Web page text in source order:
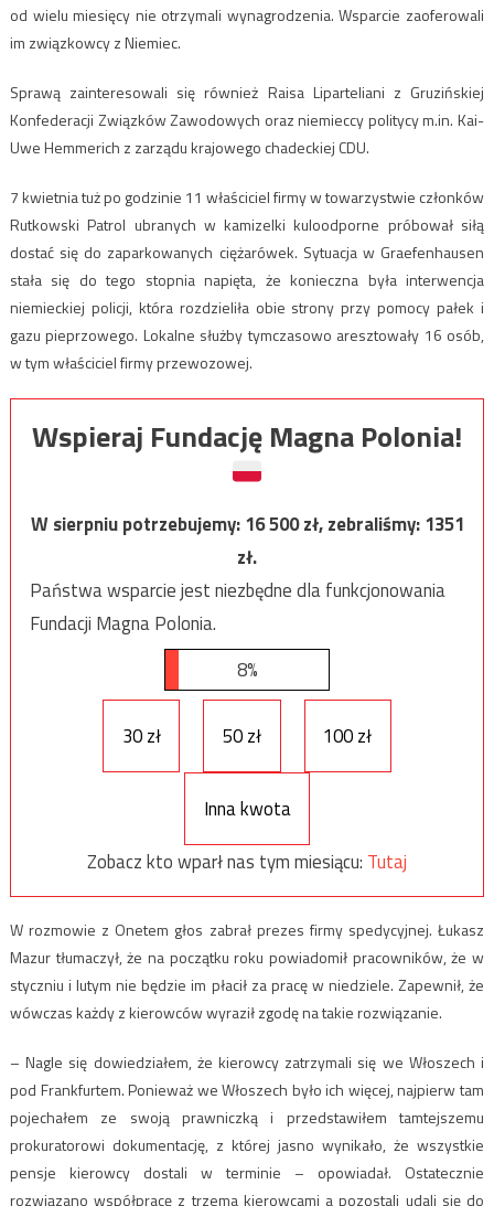
od wielu miesięcy nie otrzymali wynagrodzenia. Wsparcie zaoferowali
im związkowcy z Niemiec.
Sprawą zainteresowali się również Raisa Liparteliani z Gruzińskiej
Konfederacji Związków Zawodowych oraz niemieccy politycy m.in. Kai-
Uwe Hemmerich z zarządu krajowego chadeckiej CDU.
7 kwietnia tuż po godzinie 11 właściciel firmy w towarzystwie członków
Rutkowski Patrol ubranych w kamizelki kuloodporne próbował siłą
dostać się do zaparkowanych ciężarówek. Sytuacja w Graefenhausen
stała się do tego stopnia napięta, że konieczna była interwencja
niemieckiej policji, która rozdzieliła obie strony przy pomocy pałek i
gazu pieprzowego. Lokalne służby tymczasowo aresztowały 16 osób,
w tym właściciel firmy przewozowej.
Wspieraj Fundację Magna Polonia!
W sierpniu potrzebujemy:16 500zł, zebraliśmy:1351
zł.
Państwa wsparcie jest niezbędne dla funkcjonowania
Fundacji Magna Polonia.
8%
30 zł 50 zł 100 zł
Inna kwota
Zobacz kto wparł nas tym miesiącu: Tutaj
W rozmowie z Onetem głos zabrał prezes firmy spedycyjnej. Łukasz
Mazur tłumaczył, że na początku roku powiadomił pracowników, że w
styczniu i lutym nie będzie im płacił za pracę w niedziele. Zapewnił, że
wówczas każdy z kierowców wyraził zgodę na takie rozwiązanie.
– Nagle się dowiedziałem, że kierowcy zatrzymali się we Włoszech i
pod Frankfurtem. Ponieważ we Włoszech było ich więcej, najpierw tam
pojechałem ze swoją prawniczką i przedstawiłem tamtejszemu
prokuratorowi dokumentację, z której jasno wynikało, że wszystkie
pensje kierowcy dostali w terminie – opowiadał. Ostatecznie
rozwiązano współpracę z trzema kierowcami a pozostali udali się do